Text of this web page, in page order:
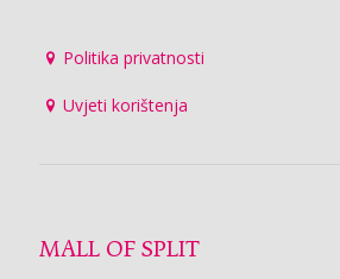
Politika privatnosti
Uvjeti korištenja
MALL OF SPLIT